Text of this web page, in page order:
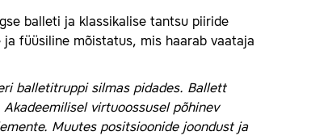
balleti ja klassikalise tantsu piiride
füüsiline mõistatus, mis haarab vaataja
balletitruppi silmas pidades. Ballett
virtuoossusel põhinev
Muutes positsioonide joondust ja